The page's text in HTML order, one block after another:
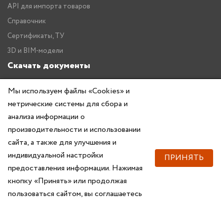
API для импорта товаров
Справочник
Сертификаты, ТУ
3D и BIM-модели
Скачать документы
Прайс
Каталог ГОФРОМАТИК
Copyright © 2026 — ZKABEL.RU Все права защищены
Мы используем файлы «Cookies» и
метрические системы для сбора и
анализа информации о
производительности и использовании
сайта, а также для улучшения и
индивидуальной настройки
предоставления информации. Нажимая
кнопку «Принять» или продолжая
пользоваться сайтом, вы соглашаетесь
ПРИНЯТЬ